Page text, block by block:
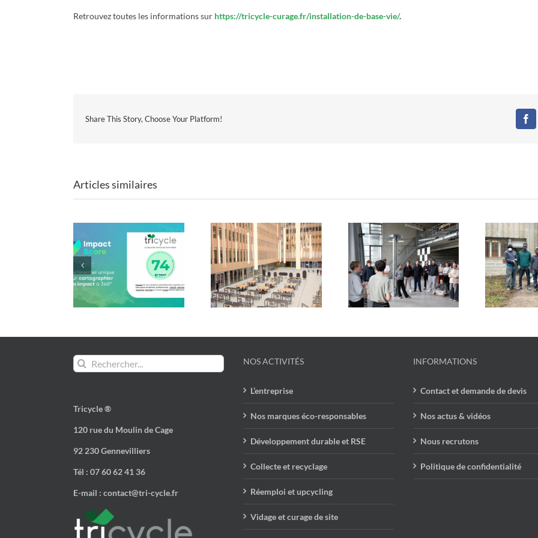
Retrouvez toutes les informations sur https://tricycle-curage.fr/installation-de-base-vie/.
Share This Story, Choose Your Platform!
Articles similaires
Mobilier de Paris 2024 :
une seconde vie avec
Tricycle !
Les formes du réemploi :
Tricycle x ENSA Paris-
Est
Restos du Cœur x
Tricycle : un chantier
solidaire et engagé
En
Rechercher:
Tricycle ®
120 rue du Moulin de Cage
92 230 Gennevilliers
Tél : 07 60 62 41 36
E-mail : contact@tri-cycle.fr
NOS ACTIVITÉS
L’entreprise
Nos marques éco-responsables
Développement durable et RSE
Collecte et recyclage
Réemploi et upcycling
Vidage et curage de site
INFORMATIONS
Contact et demande de devis
Nos actus & vidéos
Nous recrutons
Politique de confidentialité